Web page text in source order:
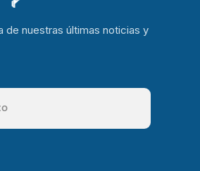
de nuestras últimas noticias y